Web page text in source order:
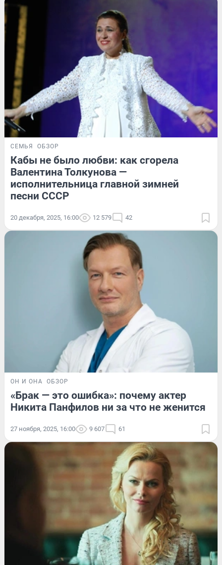
СЕМЬЯ ОБЗОР
Кабы не было любви: как сгорела
Валентина Толкунова —
исполнительница главной зимней
песни СССР
20 декабря, 2025, 16:00 12 579 42
ОН И ОНА ОБЗОР
«Брак — это ошибка»: почему актер
Никита Панфилов ни за что не женится
27 ноября, 2025, 16:00 9 607 61